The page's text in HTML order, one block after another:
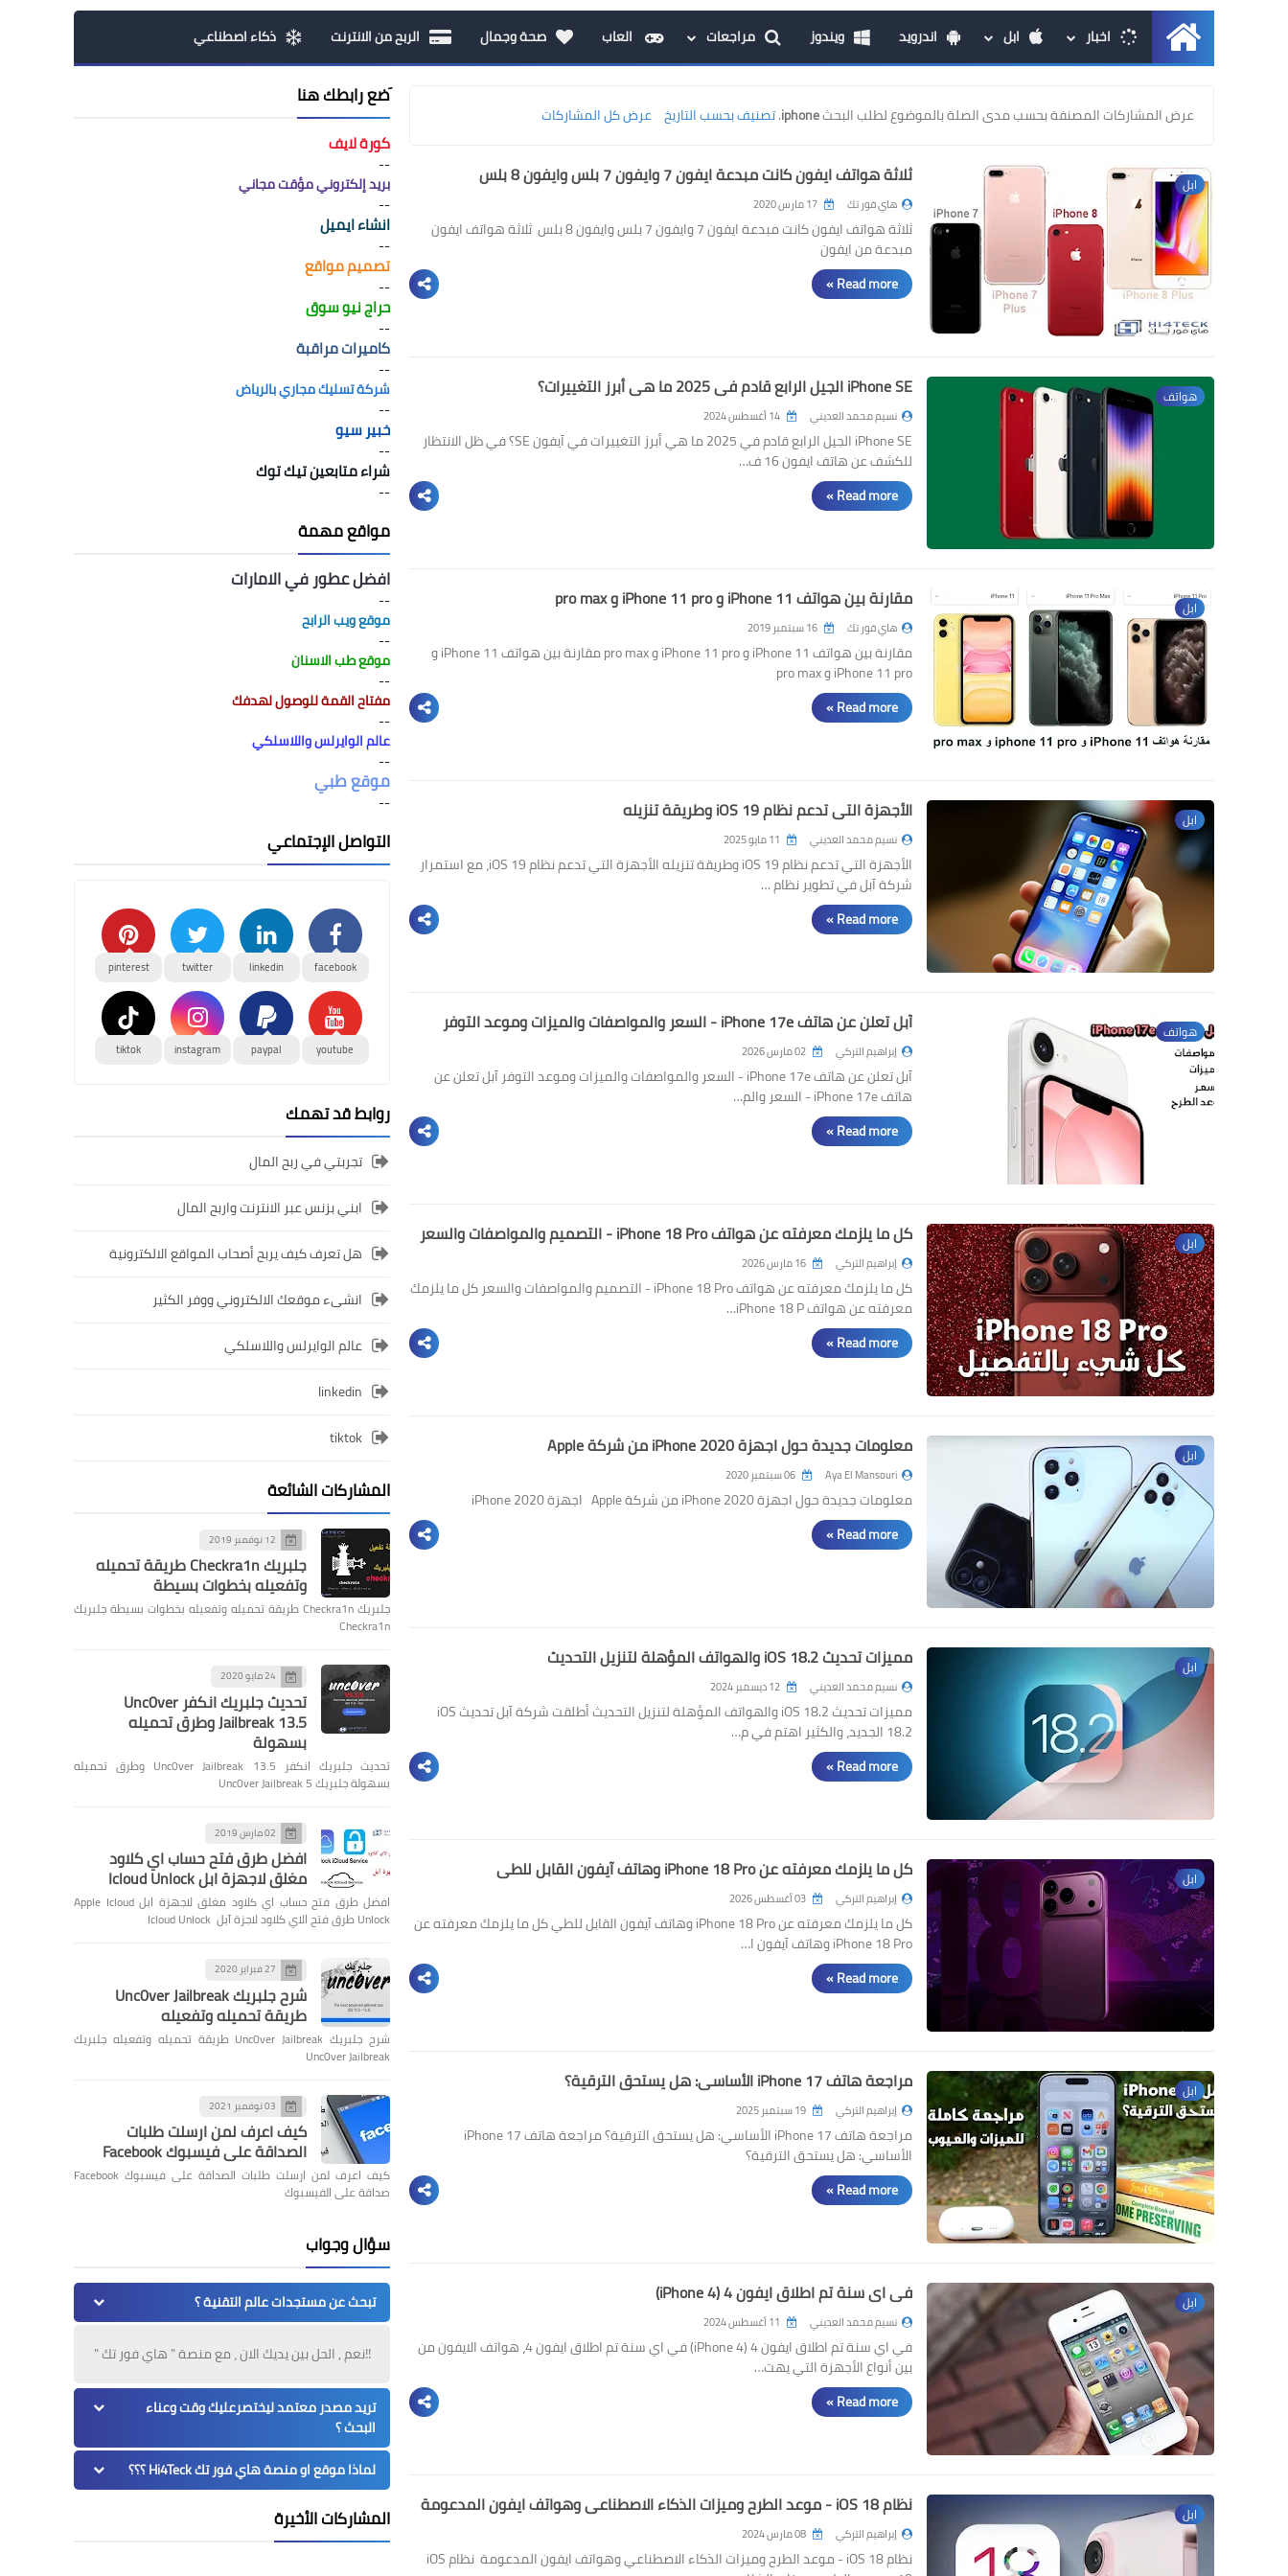
الرئيسيةاخبار ابل اندرويد ويندوز مراجعات العاب صحة وجمال الربح من الانترنت ذكاء اصطناعي
عرض المشاركات المصنفة بحسب مدى الصلة بالموضوع لطلب البحثiphone
.تصنيف بحسب التاريخ عرض كل المشاركات
ابل ثلاثة هواتف ايفون كانت مبدعة ايفون 7 وايفون 7 بلس وايفون 8 بلس
هاي فور تك
ثلاثة هواتف ايفون كانت مبدعة ايفون 7 وايفون 7 بلس وايفون 8 بلس ثلاثة هواتف ايفون
مبدعة من ايفون
Read more »
هواتف iPhone SE الجيل الرابع قادم في 2025 ما هي أبرز التغييرات؟
نسيم محمد العديني
iPhone SE الجيل الرابع قادم في 2025 ما هي أبرز التغييرات في آيفون SE؟ في ظل الانتظار
للكشف عن هاتف ايفون 16 ف…
Read more »
ابل مقارنة بين هواتف iPhone 11 و iPhone 11 pro و pro max
هاي فور تك
مقارنة بين هواتف iPhone 11 و iPhone 11 pro و pro max مقارنة بين هواتف iPhone 11 و
iPhone 11 pro و pro max
Read more »
ابل الأجهزة التي تدعم نظام iOS 19 وطريقة تنزيله
نسيم محمد العديني
الأجهزة التي تدعم نظام iOS 19 وطريقة تنزيله الأجهزة التي تدعم نظام iOS 19، مع استمرار
شركة آبل في تطوير نظام …
Read more »
هواتف آبل تعلن عن هاتف iPhone 17e - السعر والمواصفات والميزات وموعد التوفر
إبراهيم التركي
آبل تعلن عن هاتف iPhone 17e - السعر والمواصفات والميزات وموعد التوفر آبل تعلن عن
هاتف iPhone 17e - السعر والم…
Read more »
ابل كل ما يلزمك معرفته عن هواتف iPhone 18 Pro - التصميم والمواصفات والسعر
إبراهيم التركي
كل ما يلزمك معرفته عن هواتف iPhone 18 Pro - التصميم والمواصفات والسعر كل ما يلزمك
معرفته عن هواتف iPhone 18 P…
Read more »
ابل معلومات جديدة حول اجهزة iPhone 2020 من شركة Apple
Aya El Mansouri
معلومات جديدة حول اجهزة iPhone 2020 من شركة Apple اجهزة iPhone 2020
Read more »
ابل مميزات تحديث iOS 18.2 والهواتف المؤهلة لتنزيل التحديث
نسيم محمد العديني
مميزات تحديث iOS 18.2 والهواتف المؤهلة لتنزيل التحديث أطلقت شركة آبل تحديث iOS
18.2 الجديد، والكثير اهتم في م…
Read more »
ابل كل ما يلزمك معرفته عن iPhone 18 Pro وهاتف آيفون القابل للطي
إبراهيم التركي
كل ما يلزمك معرفته عن iPhone 18 Pro وهاتف آيفون القابل للطي كل ما يلزمك معرفته عن
iPhone 18 Pro وهاتف آيفون ا…
Read more »
ابل مراجعة هاتف iPhone 17 الأساسي: هل يستحق الترقية؟
إبراهيم التركي
مراجعة هاتف iPhone 17 الأساسي: هل يستحق الترقية؟ مراجعة هاتف iPhone 17
الأساسي: هل يستحق الترقية؟
Read more »
ابل في اي سنة تم اطلاق ايفون 4 (iPhone 4)
نسيم محمد العديني
في اي سنة تم اطلاق ايفون 4 (iPhone 4) في اي سنة تم اطلاق ايفون 4، هواتف الايفون من
بين أنواع الأجهزة التي يهت…
Read more »
ابل نظام iOS 18 - موعد الطرح وميزات الذكاء الاصطناعي وهواتف ايفون المدعومة
إبراهيم التركي
نظام iOS 18 - موعد الطرح وميزات الذكاء الاصطناعي وهواتف ايفون المدعومة نظام iOS
َضع رابطك هنا
كورة لايف
--
بريد إلكتروني مؤقت مجاني
--
انشاء ايميل
--
تصميم مواقع
--
حراج نيو سوق
--
كاميرات مراقبة
--
شركة تسليك مجاري بالرياض
--
خبير سيو
--
شراء متابعين تيك توك
--
مواقع مهمة
افضل عطور في الامارات
--
موقع ويب الرابح
--
موقع طب الاسنان
--
مفتاح القمة للوصول لهدفك
--
عالم الوايرلس واللاسلكي
--
موقع طبي
--
التواصل الإجتماعي
facebook
linkedin
twitter
pinterest
youtube
paypal
instagram
tiktok
روابط قد تهمك
تجربتي في ربح المال
ابني بزنس عبر الانترنت واربح المال
هل تعرف كيف يربح أصحاب المواقع الالكترونية
انشىء موقعك الالكتروني ووفر الكثير
عالم الوايرلس واللاسلكي
linkedin
tiktok
المشاركات الشائعة
12 نوفمبر 2019
جلبريك Checkra1n طريقة تحميله
وتفعيله بخطوات بسيطة
جلبريك Checkra1n طريقة تحميله وتفعيله بخطوات بسيطة جلبريك
Checkra1n
24 مايو 2020
تحديث جلبريك انكفر Unc0ver
Jailbreak 13.5 وطرق تحميله
بسهولة
تحديث جلبريك انكفر Unc0ver Jailbreak 13.5 وطرق تحميله
بسهولة جلبريك Unc0ver Jailbreak 5
02 مارس 2019
افضل طرق فتح حساب اي كلاود
مغلق لاجهزة ابل Icloud Unlock
افضل طرق فتح حساب اي كلاود مغلق لاجهزة ابل Apple Icloud
Unlock طرق فتح الاي كلاود لاجزة آبل Icloud Unlock
27 فبراير 2020
شرح جلبريك Unc0ver Jailbreak
طريقة تحميله وتفعيله
شرح جلبريك Unc0ver Jailbreak طريقة تحميله وتفعيله جلبريك
Unc0ver Jailbreak
03 نوفمبر 2021
كيف اعرف لمن ارسلت طلبات
الصداقة على فيسبوك Facebook
كيف اعرف لمن ارسلت طلبات الصداقة على فيسبوك Facebook
صداقة على الفيسبوك
سؤال وجواب
تبحث عن مستجدات عالم التقنية ؟
!!نعم , الحل بين يديك الان ، مع منصة " هاي فور تك "
تريد مصدر معتمد ليختصرعليك وقت وعناء
البحث ؟
لماذا موقع او منصة هاي فور تك Hi4Teck ؟؟؟
المشاركات الأخيرة